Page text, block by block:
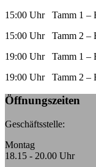
15:00 Uhr Tamm 1 –
15:00 Uhr Tamm 2 –
19:00 Uhr Tamm 1 –
19:00 Uhr Tamm 2 –
Öffnungszeiten
Geschäftsstelle:
Montag
18.15 - 20.00 Uhr